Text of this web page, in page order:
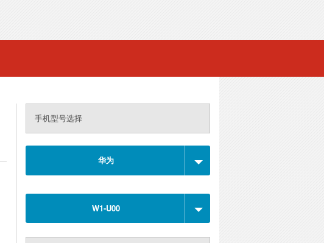
手机型号选择
华为
W1-U00